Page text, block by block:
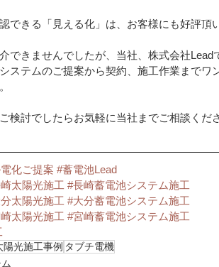
できる「見える化」は、お客様にも好評頂
できませんでしたが、当社、株式会社Lead
ステムのご提案から契約、施工作業までワ
検討でしたらお気軽に当社までご相談くだ
化ご提案 #蓄電池Lead
太陽光施工 #長崎蓄電池システム施工
太陽光施工 #大分蓄電池システム施工
太陽光施工 #宮崎蓄電池システム施工
陽光施工事例 タブチ電機